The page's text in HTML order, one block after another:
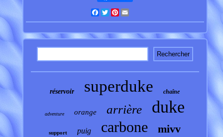
Facebook
TwitterPinterest
réservoir superduke chaîne
adventure orange arrière duke
support puig carbone mivv